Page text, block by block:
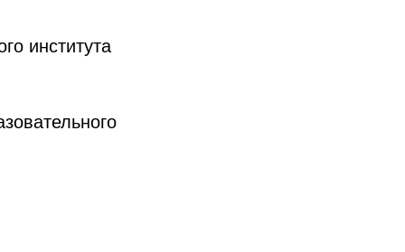
института